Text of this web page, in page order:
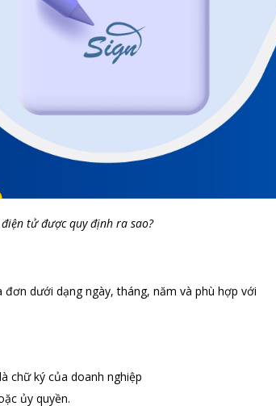
tử được quy định ra sao?
dưới dạng ngày, tháng, năm và phù hợp với
chữ ký của doanh nghiệp
ủy quyền.